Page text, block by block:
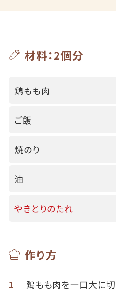
材料：2個分
鶏もも肉
ご飯
焼のり
油
やきとりのたれ
作り方
1 鶏もも肉を一口大に切